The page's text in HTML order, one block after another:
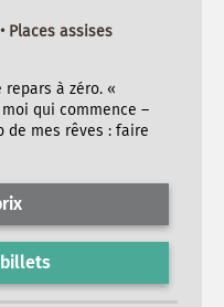
Places assises
à zéro. «
qui commence –
mes rêves : faire